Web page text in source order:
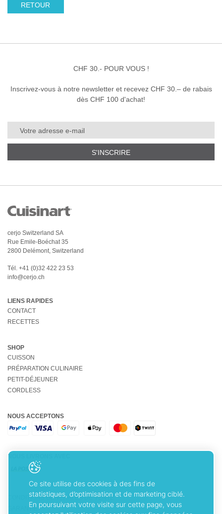
RETOUR
CHF 30.- POUR VOUS !
Inscrivez-vous à notre newsletter et recevez CHF 30.– de rabais
dès CHF 100 d'achat!
S'INSCRIRE
cerjo Switzerland SA
Rue Emile-Boéchat 35
2800 Delémont, Switzerland
Tél. +41 (0)32 422 23 53
info@cerjo.ch
LIENS RAPIDES
CONTACT
RECETTES
SHOP
CUISSON
PRÉPARATION CULINAIRE
PETIT-DÉJEUNER
CORDLESS
NOUS ACCEPTONS
NOUS LIVRONS AVEC
CONDITIONS GÉNÉRALES DE VENTE
GARANTIE
Ce site utilise des cookies à des fins de
statistiques, d’optimisation et de marketing ciblé.
En poursuivant votre visite sur cette page, vous